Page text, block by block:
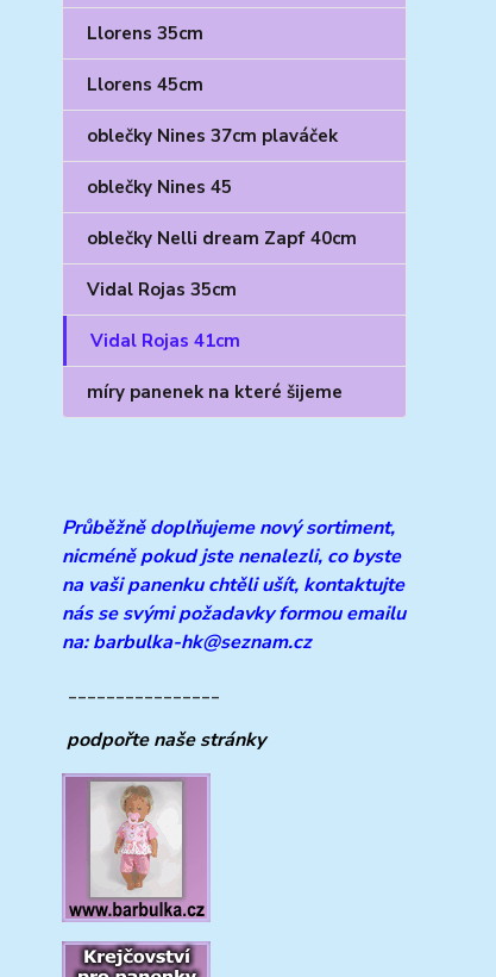
Llorens 35cm
Llorens 45cm
oblečky Nines 37cm plaváček
oblečky Nines 45
oblečky Nelli dream Zapf 40cm
Vidal Rojas 35cm
Vidal Rojas 41cm
míry panenek na které šijeme
Průběžně doplňujemenový sortiment,
nicméně pokud jste nenalezli, co byste
na vaši panenku chtěli ušít, kontaktujte
nás se svými požadavky formou emailu
na: barbulka-hk@seznam.cz
________________
podpořte naše stránky